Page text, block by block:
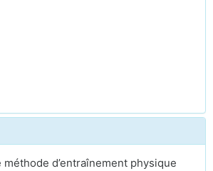
d’entraînement physique